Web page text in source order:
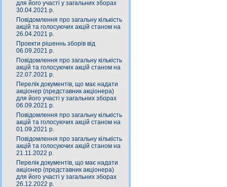
для його участі у загальних зборах
30.04.2021 р.
Повідомлення про загальну кількість
акцій та голосуючих акцій станом на
26.04.2021 р.
Проекти рішеннь зборів від
06.09.2021 р.
Повідомлення про загальну кількість
акцій та голосуючих акцій станом на
22.07.2021 р.
Перелік документів, що має надати
акціонер (представник акціонера)
для його участі у загальних зборах
06.09.2021 р.
Повідомлення про загальну кількість
акцій та голосуючих акцій станом на
01.09.2021 р.
Повідомлення про загальну кількість
акцій та голосуючих акцій станом на
21.11.2022 р.
Перелік документів, що має надати
акціонер (представник акціонера)
для його участі у загальних зборах
26.12.2022 р.